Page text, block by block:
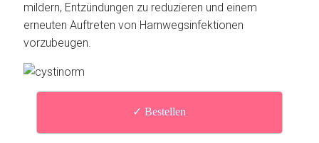
mildern, Entzündungen zu reduzieren und einem
erneuten Auftreten von Harnwegsinfektionen
vorzubeugen.
✓ Bestellen